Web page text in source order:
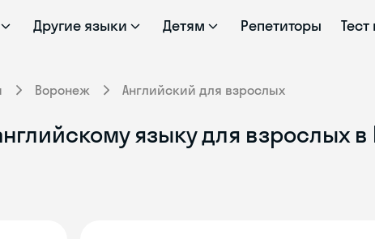
Другие языки Детям Репетиторы
Воронеж Английский для взрослых
языку для взрослых